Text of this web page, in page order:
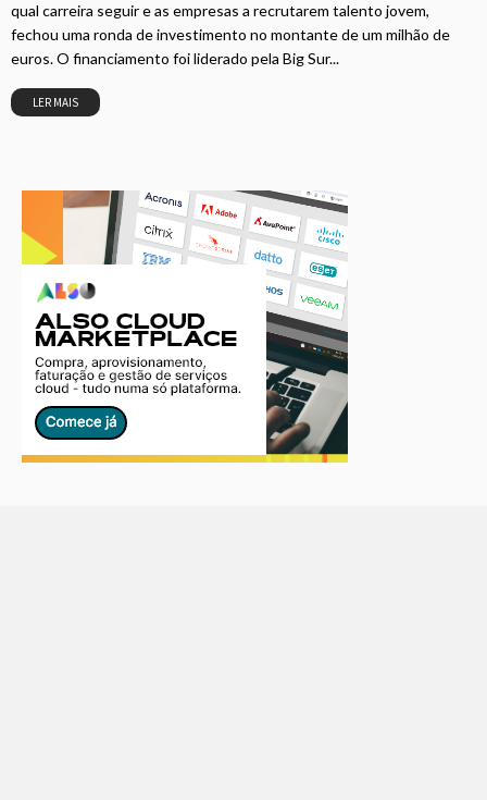
qual carreira seguir e as empresas a recrutarem talento jovem,
fechou uma ronda de investimento no montante de um milhão de
euros. O financiamento foi liderado pela Big Sur...
LER MAIS